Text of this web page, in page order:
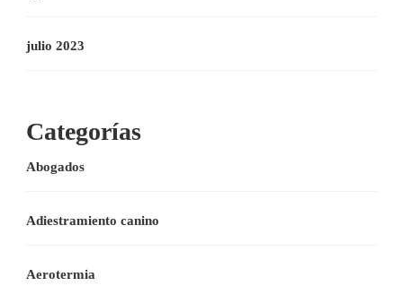
julio 2023
Categorías
Abogados
Adiestramiento canino
Aerotermia